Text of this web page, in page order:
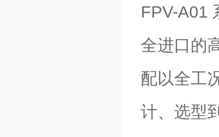
FPV-A01
全进口的
配以全工
计、选型